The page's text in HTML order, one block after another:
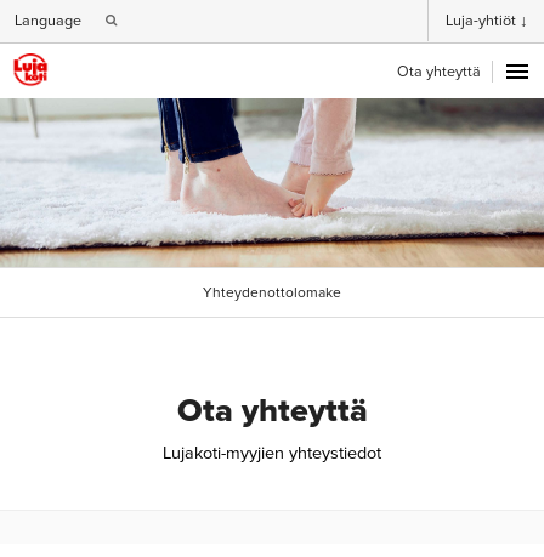
Language Luja-yhtiöt ↓
Ota yhteyttä
Yhteydenottolomake
Ota yhteyttä
Lujakoti-myyjien yhteystiedot